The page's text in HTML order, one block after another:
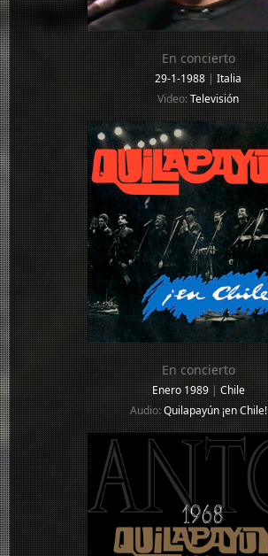
En concierto
29-1-1988|Italia
Video:Televisión
En concierto
Enero 1989|Chile
Audio:Quilapayún ¡en Chile!